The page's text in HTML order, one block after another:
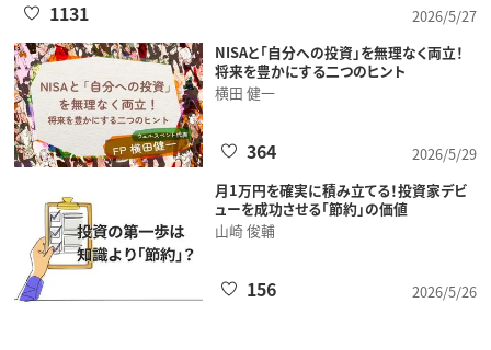
2026/5/27
1131
NISAと「自分への投資」を無理なく両立！
将来を豊かにする二つのヒント
横田 健一
2026/5/29
364
月1万円を確実に積み立てる！投資家デビ
ューを成功させる「節約」の価値
山崎 俊輔
2026/5/26
156